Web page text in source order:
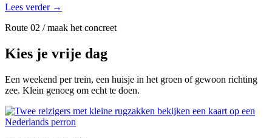
Lees verder →
Route 02 / maak het concreet
Kies je vrije dag
Een weekend per trein, een huisje in het groen of gewoon richting
zee. Klein genoeg om echt te doen.